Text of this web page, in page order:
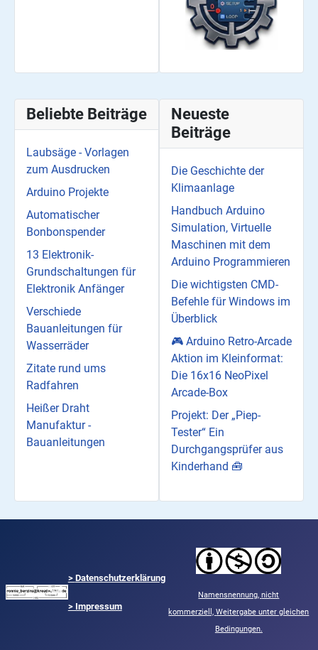
Beliebte Beiträge
Laubsäge - Vorlagen
zum Ausdrucken
Arduino Projekte
Automatischer
Bonbonspender
13 Elektronik-
Grundschaltungen für
Elektronik Anfänger
Verschiede
Bauanleitungen für
Wasserräder
Zitate rund ums
Radfahren
Heißer Draht
Manufaktur -
Bauanleitungen
Neueste
Beiträge
Die Geschichte der
Klimaanlage
Handbuch Arduino
Simulation, Virtuelle
Maschinen mit dem
Arduino Programmieren
Die wichtigsten CMD-
Befehle für Windows im
Überblick
🎮 Arduino Retro-Arcade
Aktion im Kleinformat:
Die 16x16 NeoPixel
Arcade-Box
Projekt: Der „Piep-
Tester“ Ein
Durchgangsprüfer aus
Kinderhand 🧰
> Datenschutzerklärung
> Impressum
Namensnennung,nicht
kommerziell,Weitergabe unter gleichen
Bedingungen.